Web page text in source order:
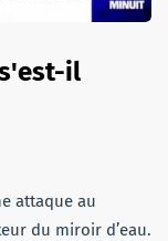
il
attaque au
du miroir d’eau.